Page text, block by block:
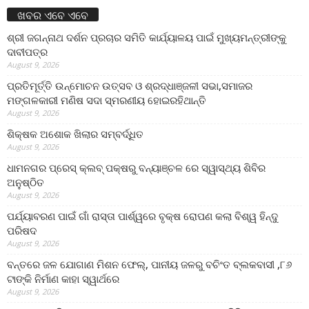
ଖବର ଏବେ ଏବେ
ଶ୍ରୀ ଜଗନ୍ନାଥ ଦର୍ଶନ ପ୍ରଚାର ସମିତି କାର୍ଯ୍ୟାଳୟ ପାଇଁ ମୁଖ୍ୟମନ୍ତ୍ରୀଙ୍କୁ
ଦାବୀପତ୍ର
August 9, 2026
ପ୍ରତିମୂର୍ତ୍ତି ଉନ୍ମୋଚନ ଉତ୍ସବ ଓ ଶ୍ରଦ୍ଧାଞ୍ଜଳୀ ସଭା,ସମାଜର
ମଙ୍ଗଳକାରୀ ମଣିଷ ସଦା ସ୍ମରଣୀୟ ହୋଇରହିଥାନ୍ତି
August 9, 2026
ଶିକ୍ଷକ ଅଶୋକ ଖିଲାର ସମ୍ବର୍ଦ୍ଧିତ
August 9, 2026
ଧାମନଗର ପ୍ରେସ୍ କ୍ଲବ୍ ପକ୍ଷରୁ ବନ୍ୟାଞ୍ଚଳ ରେ ସ୍ୱାସ୍ଥ୍ୟ ଶିବିର
ଅନୁଷ୍ଠିତ
August 9, 2026
ପର୍ଯ୍ୟାବରଣ ପାଇଁ ଗାଁ ରାସ୍ତା ପାର୍ଶ୍ୱରେ ବୃକ୍ଷ ରୋପଣ କଲା ବିଶ୍ୱ ହିନ୍ଦୁ
ପରିଷଦ
August 9, 2026
ବନ୍ତରେ ଜଳ ଯୋଗାଣ ମିଶନ ଫେଲ୍‌, ପାନୀୟ ଜଳରୁ ବଚିଂତ ବ୍ଲକବାସୀ ,୮୬
ଟାଙ୍କି ନିର୍ମାଣ କାହା ସ୍ୱାର୍ଥରେ
August 9, 2026